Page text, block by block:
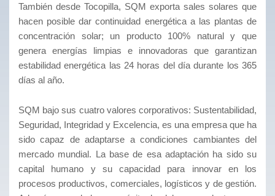
También desde Tocopilla, SQM exporta sales solares que
hacen posible dar continuidad energética a las plantas de
concentración solar; un producto 100% natural y que
genera energías limpias e innovadoras que garantizan
estabilidad energética las 24 horas del día durante los 365
días al año.
SQM bajo sus cuatro valores corporativos: Sustentabilidad,
Seguridad, Integridad y Excelencia, es una empresa que ha
sido capaz de adaptarse a condiciones cambiantes del
mercado mundial. La base de esa adaptación ha sido su
capital humano y su capacidad para innovar en los
procesos productivos, comerciales, logísticos y de gestión.